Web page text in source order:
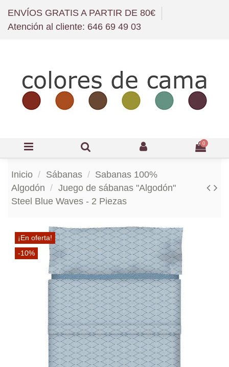
ENVÍOS GRATIS A PARTIR DE 80€
Atención al cliente: 646 69 49 03
0
Inicio Sábanas
Sabanas 100%
Algodón
Juego de sábanas "Algodón"
Steel Blue Waves - 2 Piezas
¡En oferta!
-10%